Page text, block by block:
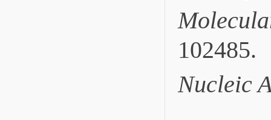
102485.
Nucleic